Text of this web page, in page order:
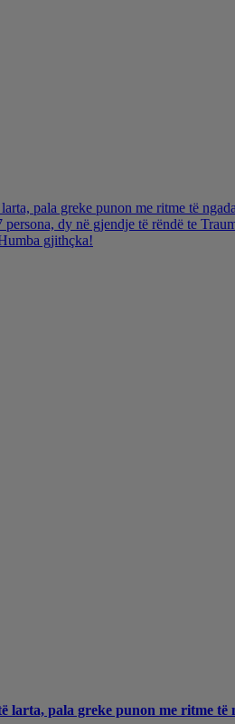
pala greke punon me ritme të
dy në gjendje të rëndë te
gjithçka!
larta, pala greke punon me ritme të